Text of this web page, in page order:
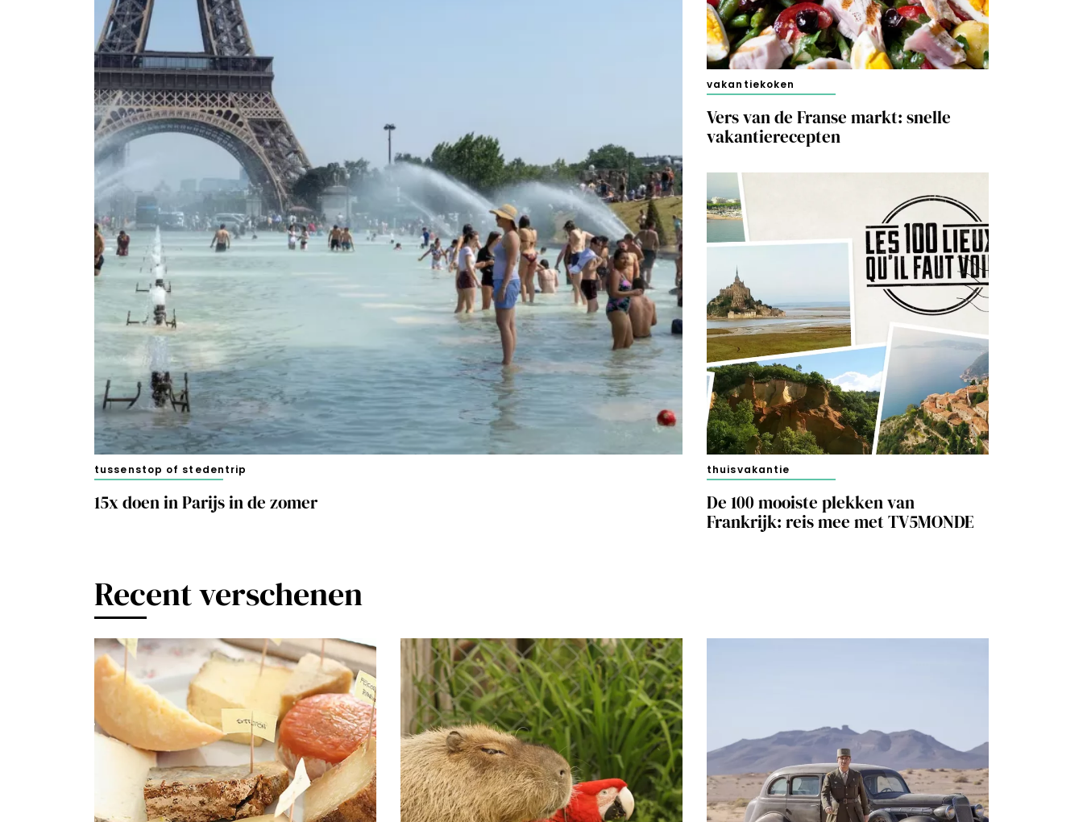
adresjes
vakantie
Frankrijk
tussenstop of stedentrip
15x doen in Parijs in de zomer
vakantiekoken
Vers van de Franse markt: snelle
vakantierecepten
thuisvakantie
De 100 mooiste plekken van
Frankrijk: reis mee met TV5MONDE
Recent verschenen